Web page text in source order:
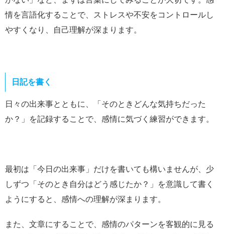
情を言語化することで、ストレスや不安をコントロールし
やすくなり、自己理解が深まります。
日記を書く
日々の出来事とともに、「そのときどんな気持ちだった
か？」を記録することで、感情に気づく練習ができます。
最初は「今日の出来事」だけを書いても構いませんが、少
しずつ「そのとき自分はどう感じたか？」を意識して書く
ようにすると、感情への理解が深まります。
また、文章にすることで、感情のパターンを客観的に見る